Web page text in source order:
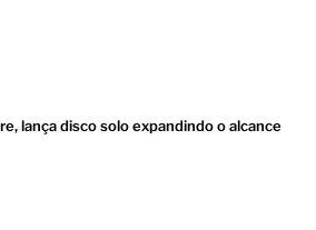
lança disco solo expandindo o alcance